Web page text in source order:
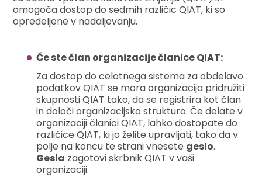
omogoča dostop do sedmih različic QIAT, ki so
opredeljene v nadaljevanju.
Če ste član organizacije članice QIAT:
Za dostop do celotnega sistema za obdelavo
podatkov QIAT se mora organizacija pridružiti
skupnosti QIAT tako, da se registrira kot član
in določi organizacijsko strukturo. Če delate v
organizaciji članici QIAT, lahko dostopate do
različice QIAT, ki jo želite upravljati, tako da v
polje na koncu te strani vnesete geslo.
Gesla zagotovi skrbnik QIAT v vaši
organizaciji.